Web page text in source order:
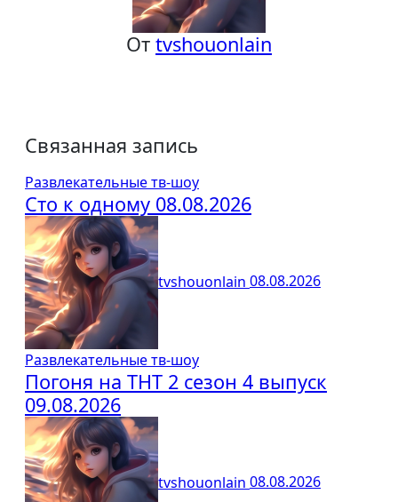
От tvshouonlain
Связанная запись
Развлекательные тв-шоу
Сто к одному 08.08.2026
tvshouonlain 08.08.2026
Развлекательные тв-шоу
Погоня на ТНТ 2 сезон 4 выпуск
09.08.2026
tvshouonlain 08.08.2026